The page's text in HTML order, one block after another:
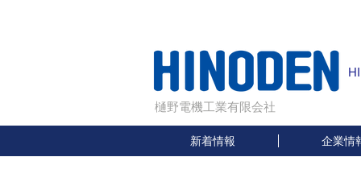
樋野電機工業有限会社
新着情報 企業情